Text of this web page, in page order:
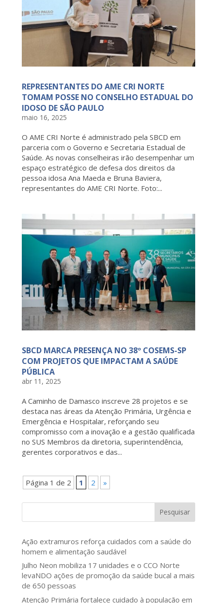
REPRESENTANTES DO AME CRI NORTE
TOMAM POSSE NO CONSELHO ESTADUAL DO
IDOSO DE SÃO PAULO
maio 16, 2025
O AME CRI Norte é administrado pela SBCD em
parceria com o Governo e Secretaria Estadual de
Saúde. As novas conselheiras irão desempenhar um
espaço estratégico de defesa dos direitos da
pessoa idosa Ana Maeda e Bruna Baviera,
representantes do AME CRI Norte. Foto:...
SBCD MARCA PRESENÇA NO 38º COSEMS-SP
COM PROJETOS QUE IMPACTAM A SAÚDE
PÚBLICA
abr 11, 2025
A Caminho de Damasco inscreve 28 projetos e se
destaca nas áreas da Atenção Primária, Urgência e
Emergência e Hospitalar, reforçando seu
compromisso com a inovação e a gestão qualificada
no SUS Membros da diretoria, superintendência,
gerentes corporativos e das...
Página 1 de 2 1 2 »
Pesquisar
Ação extramuros reforça cuidados com a saúde do
homem e alimentação saudável
Julho Neon mobiliza 17 unidades e o CCO Norte
levaNDO ações de promoção da saúde bucal a mais
de 650 pessoas
Atenção Primária fortalece cuidado à população em